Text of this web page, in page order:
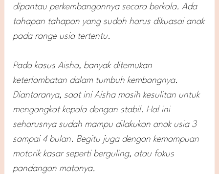
dipantau perkembangannya secara berkala. Ada
tahapan tahapan yang sudah harus dikuasai anak
pada range usia tertentu.
Pada kasus Aisha, banyak ditemukan
keterlambatan dalam tumbuh kembangnya.
Diantaranya, saat ini Aisha masih kesulitan untuk
mengangkat kepala dengan stabil. Hal ini
seharusnya sudah mampu dilakukan anak usia 3
sampai 4 bulan. Begitu juga dengan kemampuan
motorik kasar seperti berguling, atau fokus
pandangan matanya.